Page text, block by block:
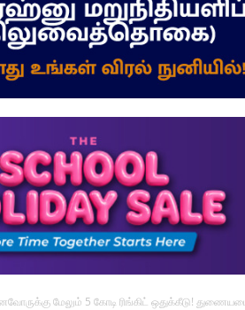
மேலும் 5 கோடி ரிங்கிட் ஒதுக்கீடு!